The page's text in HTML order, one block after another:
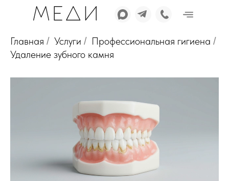
Главная / Услуги / Профессиональная гигиена /
Удаление зубного камня